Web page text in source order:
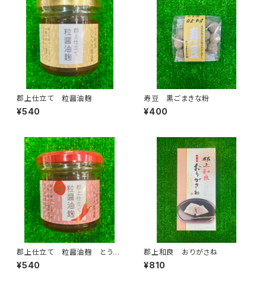
郡上仕立て 粒醤油麹
¥540
寿豆 黒ごまきな粉
¥400
郡上仕立て 粒醤油麹 とうが
らし
¥540
郡上和良 おりがさね
¥810